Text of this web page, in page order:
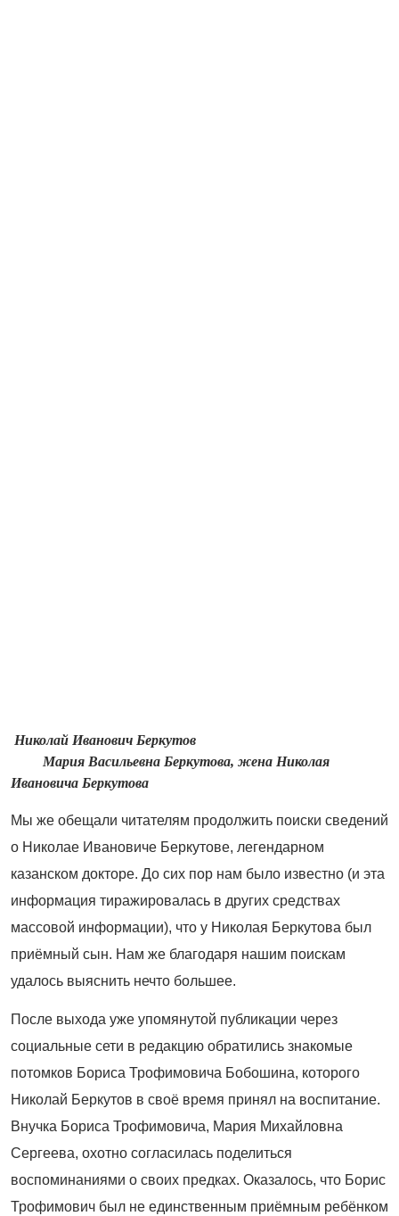
Николай Иванович Беркутов
Мария Васильевна Беркутова, жена Николая
Ивановича Беркутова
Мы же обещали читателям продолжить поиски сведений
о Николае Ивановиче Беркутове, легендарном
казанском докторе. До сих пор нам было известно (и эта
информация тиражировалась в других средствах
массовой информации), что у Николая Беркутова был
приёмный сын. Нам же благодаря нашим поискам
удалось выяснить нечто большее.
После выхода уже упомянутой публикации через
социальные сети в редакцию обратились знакомые
потомков Бориса Трофимовича Бобошина, которого
Николай Беркутов в своё время принял на воспитание.
Внучка Бориса Трофимовича, Мария Михайловна
Сергеева, охотно согласилась поделиться
воспоминаниями о своих предках. Оказалось, что Борис
Трофимович был не единственным приёмным ребёнком